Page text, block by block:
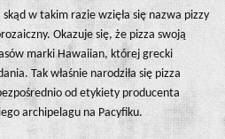
w takim razie wzięła się nazwa pizzy
Okazuje się, że pizza swoją
marki Hawaiian, której grecki
Tak właśnie narodziła się pizza
od etykiety producenta
archipelagu na Pacyfiku.